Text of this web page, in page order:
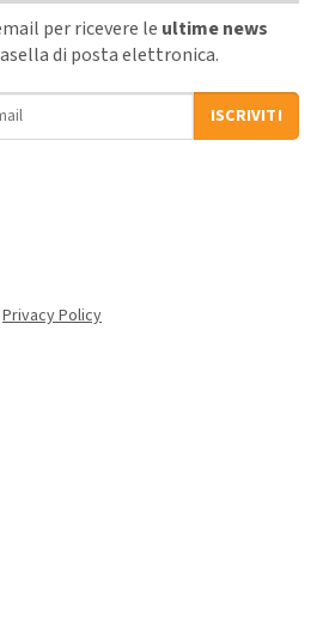
per ricevere le ultime news
di posta elettronica.
ISCRIVITI
Privacy Policy